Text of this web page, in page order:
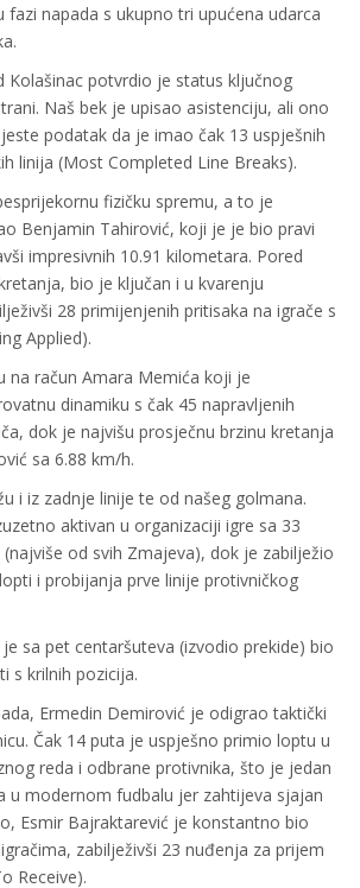
fazi napada s ukupno tri upućena udarca
Kolašinac potvrdio je status ključnog
Naš bek je upisao asistenciju, ali ono
podatak da je imao čak 13 uspješnih
linija (Most Completed Line Breaks).
fizičku spremu, a to je
Benjamin Tahirović, koji je je bio pravi
impresivnih 10.91 kilometara. Pored
bio je ključan i u kvarenju
28 primijenjenih pritisaka na igrače s
Applied).
na račun Amara Memića koji je
dinamiku s čak 45 napravljenih
dok je najvišu prosječnu brzinu kretanja
sa 6.88 km/h.
i iz zadnje linije te od našeg golmana.
aktivan u organizaciji igre sa 33
od svih Zmajeva), dok je zabilježio
i probijanja prve linije protivničkog
sa pet centaršuteva (izvodio prekide) bio
s krilnih pozicija.
Ermedin Demirović je odigrao taktički
Čak 14 puta je uspješno primio loptu u
reda i odbrane protivnika, što je jedan
u modernom fudbalu jer zahtijeva sjajan
Esmir Bajraktarević je konstantno bio
zabilježivši 23 nuđenja za prijem
Receive).